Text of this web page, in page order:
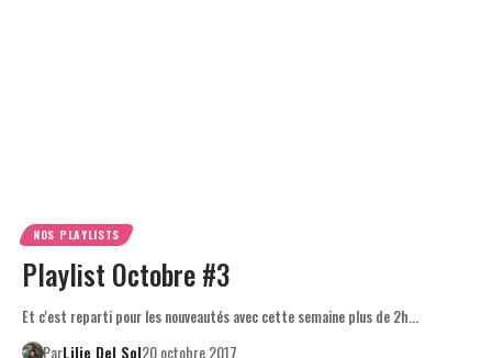
NOS PLAYLISTS
Playlist Octobre #3
Et c'est reparti pour les nouveautés avec cette semaine plus de 2h…
ParLilie Del Sol20 octobre 2017